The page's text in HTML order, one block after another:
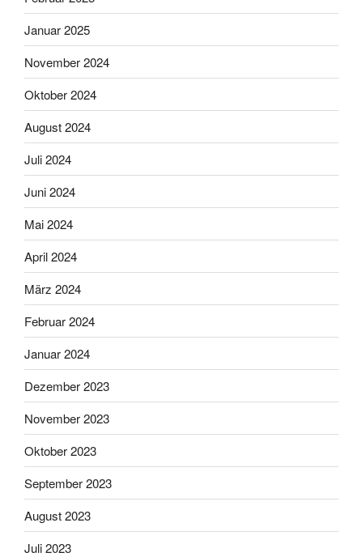
Januar 2025
November 2024
Oktober 2024
August 2024
Juli 2024
Juni 2024
Mai 2024
April 2024
März 2024
Februar 2024
Januar 2024
Dezember 2023
November 2023
Oktober 2023
September 2023
August 2023
Juli 2023